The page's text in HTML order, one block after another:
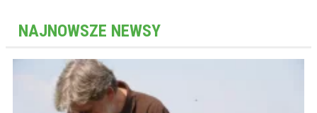
NAJNOWSZE NEWSY